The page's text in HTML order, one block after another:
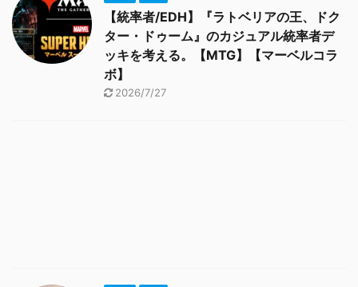
【統率者/EDH】『ラトベリアの王、ドク
ター・ドゥーム』のカジュアル統率者デ
ッキを考える。【MTG】【マーベルコラ
ボ】
2026/7/27